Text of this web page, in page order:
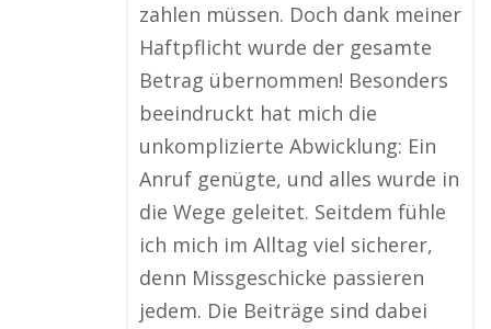
zahlen müssen. Doch dank meiner
Haftpflicht wurde der gesamte
Betrag übernommen! Besonders
beeindruckt hat mich die
unkomplizierte Abwicklung: Ein
Anruf genügte, und alles wurde in
die Wege geleitet. Seitdem fühle
ich mich im Alltag viel sicherer,
denn Missgeschicke passieren
jedem. Die Beiträge sind dabei